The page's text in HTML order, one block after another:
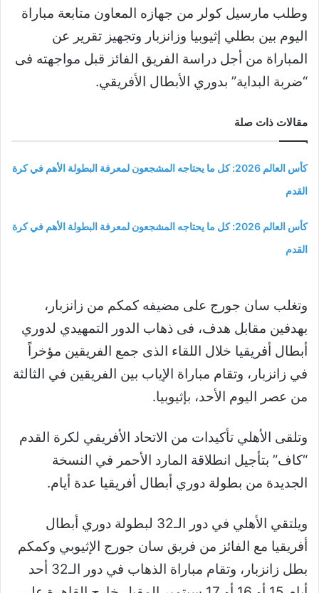
وطلب مارسيل كولر من جهازه المعاون متابعة مباراة
اليوم بين بطلي إثيوبيا وزانزبار وتجهيز تقرير عن
المباراة من أجل دراسة الفريق الفائز قبل مواجهته فى
“ضربة البداية” بدوري الأبطال الأفريقي.
مقالات ذات صلة
كأس العالم 2026: كل ما يحتاجه المشجعون لمعرفة البطولة الأهم في كرة
القدم
كأس العالم 2026: كل ما يحتاجه المشجعون لمعرفة البطولة الأهم في كرة
القدم
وتغلب سان جورج على مضيفه كمكم من زانزبار،
بهدفين مقابل هدف، فى ذهاب الدور التمهيدي لدوري
أبطال أفريقيا خلال اللقاء الذى جمع الفريقين مؤخراً
في زانزبار، وتقام مباراة الإياب بين الفريقين في الثالثة
من عصر اليوم الأحد، بإثيوبيا.
وتلقى الأهلي تأكيدات من الاتحاد الأفريقي لكرة القدم
“كاف” بتأجيل انطلاقة المارد الأحمر في النسخة
الجديدة من بطولة دوري أبطال أفريقيا عدة أيام.
ويلتقي الأهلي في دور الـ32 لبطولة دوري أبطال
أفريقيا مع الفائز من فريق سان جورج الإثيوبي وكمكم
بطل زانزبار،
وتقام مباراة الذهاب في دور الـ32 أحد